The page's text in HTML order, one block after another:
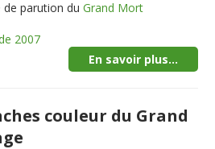
de parution duGrand Mort
2007
En savoir plus...
couleur du Grand